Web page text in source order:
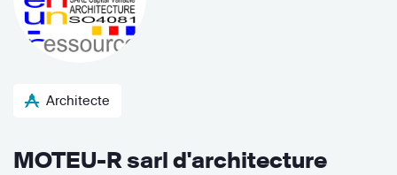
Architecte
MOTEU-R sarl d'architecture